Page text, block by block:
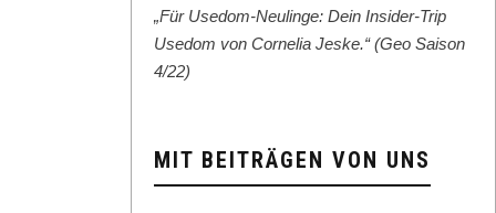
„Für Use­dom-Neulinge: Dein Insid­er-Trip
Use­dom von Cor­nelia Jeske.“ (Geo Sai­son
4/22)
MIT BEITRÄGEN VON UNS